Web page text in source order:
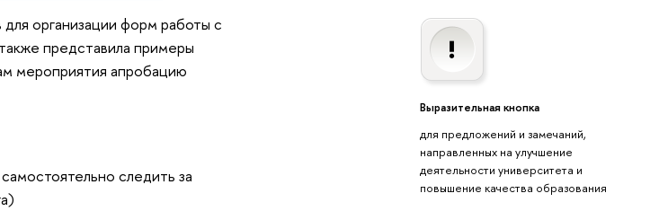
Выразительная кнопка
для предложений и замечаний,
направленных на улучшение
деятельности университета и
повышение качества образования
организации форм работы с
представила примеры
мероприятия апробацию
следить за